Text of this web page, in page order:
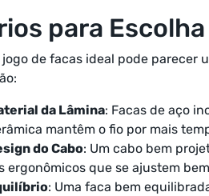
para
jogo de facas ideal pode parecer
da Lâmina: Facas de aço
mantêm o fio por mais
do Cabo: Um cabo bem
ergonômicos que se ajustem
: Uma faca bem